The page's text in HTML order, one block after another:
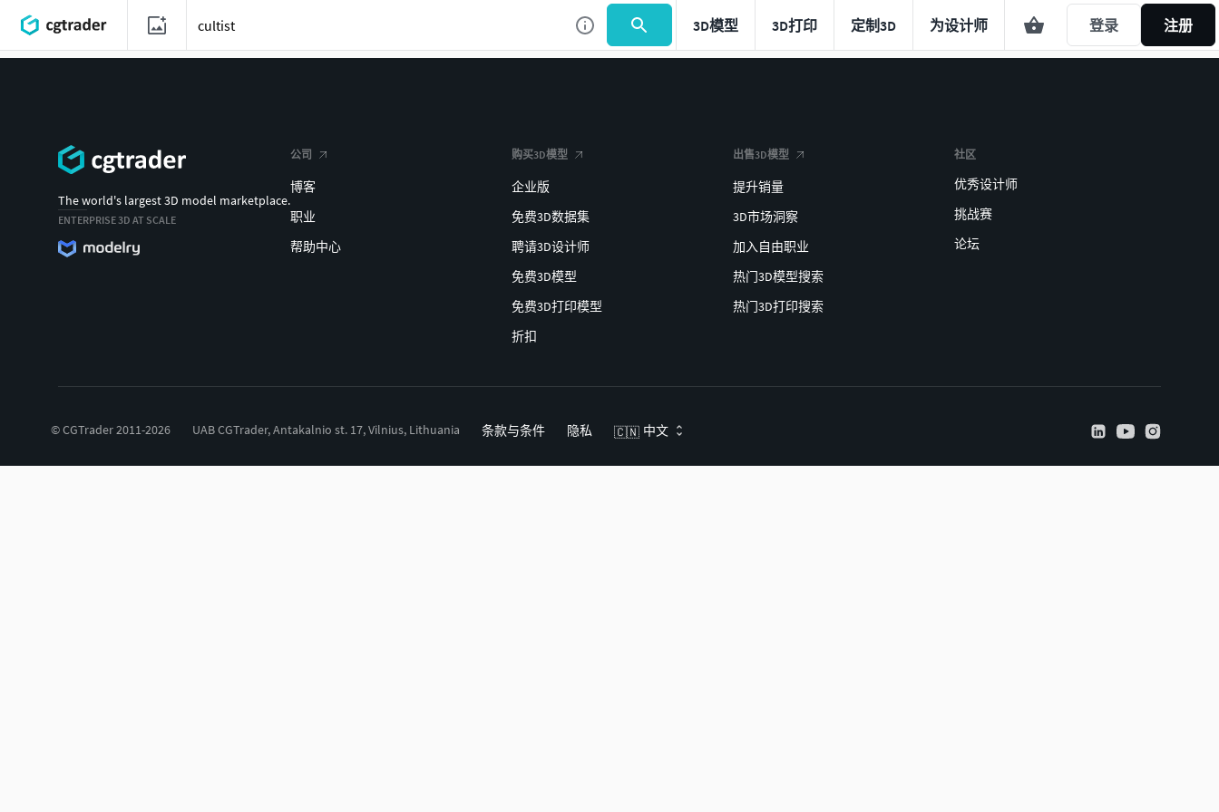
3D模型 3D打印 定制3D 为设计师 登录 注册
The world's largest 3D model marketplace.
ENTERPRISE 3D AT SCALE
公司
博客
职业
帮助中心
购买3D模型
企业版
免费3D数据集
聘请3D设计师
免费3D模型
免费3D打印模型
折扣
出售3D模型
提升销量
3D市场洞察
加入自由职业
热门3D模型搜索
热门3D打印搜索
社区
优秀设计师
挑战赛
论坛
© CGTrader 2011-2026 UAB CGTrader, Antakalnio st. 17, Vilnius, Lithuania 条款与条件 隐私 🇨🇳 中文